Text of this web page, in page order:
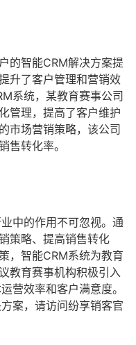
的智能CRM解决方案提
升了客户管理和营销效
系统，某教育赛事公司
管理，提高了客户维护
市场营销策略，该公司
售转化率。
中的作用不可忽视。通
策略、提高销售转化
，智能CRM系统为教育
教育赛事机构积极引入
营效率和客户满意度。
案，请访问纷享销客官